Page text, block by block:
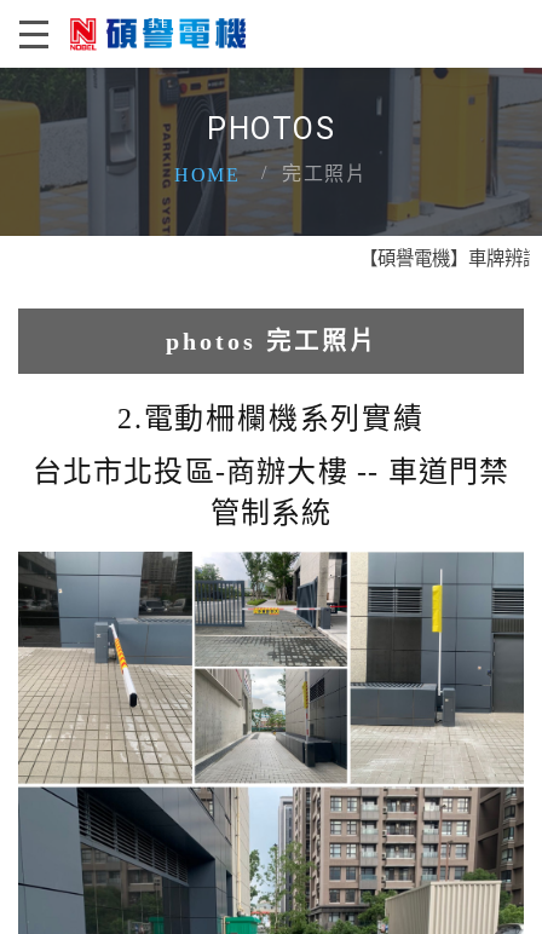
PHOTOS
HOME 完工照片
【碩譽電機】車牌辨
photos 完工照片
1.人臉辨識系統實績
2.電動柵欄機系列實績
3.車牌辨識收費系統實績
4.車牌辨識收費系統-客製化實績
5.停車收費系統系列實績
6.停車收費系統-地閘式實績
7.人員管制機系列實績
8.長距離讀卡機系列實績
9.車位在席導引系列實績
2.電動柵欄機系列實績
台北市北投區-商辦大樓 -- 車道門禁
管制系統